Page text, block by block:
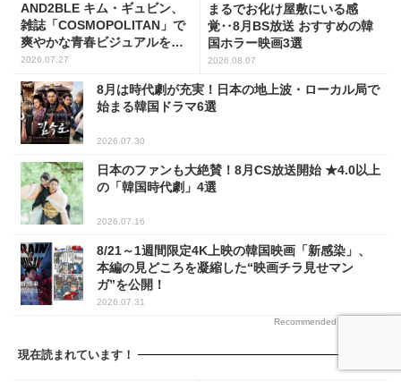
AND2BLE キム・ギュビン、
雑誌「COSMOPOLITAN」で
爽やかな青春ビジュアルを披
露
2026.07.27
まるでお化け屋敷にいる感
覚‥8月BS放送 おすすめの韓
国ホラー映画3選
2026.08.07
8月は時代劇が充実！日本の地上波・ローカル局で
始まる韓国ドラマ6選
2026.07.30
日本のファンも大絶賛！8月CS放送開始 ★4.0以上
の「韓国時代劇」4選
2026.07.16
8/21～1週間限定4K上映の韓国映画「新感染」、
本編の見どころを凝縮した“映画チラ見せマン
ガ”を公開！
2026.07.31
Recommended by
現在読まれています！